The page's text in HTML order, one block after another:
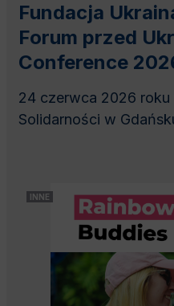
Fundacja
Forum przed
Conference
24 czerwca 2026 roku
Solidarności w
INNE